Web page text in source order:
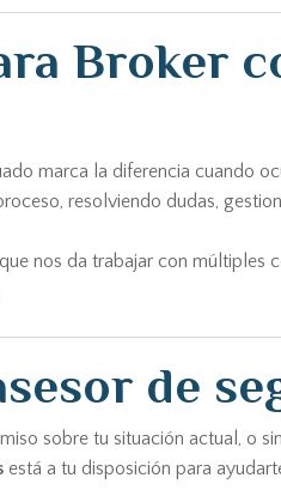
Broker
marca la diferencia cuando
resolviendo dudas,
nos da trabajar con
de
sobre tu situación actual, o
está a tu disposición para